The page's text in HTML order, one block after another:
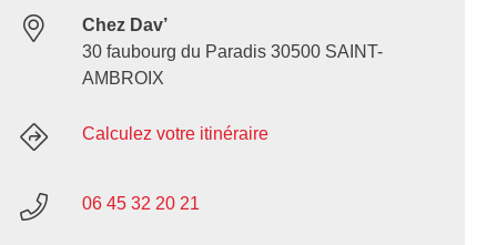
Chez Dav’
30 faubourg du Paradis 30500 SAINT-
AMBROIX
Calculez votre itinéraire
06 45 32 20 21